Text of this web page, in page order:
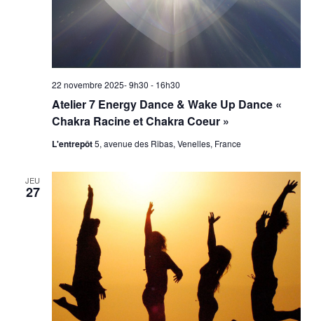
Atelier 7 Energy Dance & Wake Up Dance «
Chakra Racine et Chakra Coeur »
22 novembre 2025- 9h30 - 16h30
L'entrepôt5, avenue des Ribas, Venelles, France
JEU
27